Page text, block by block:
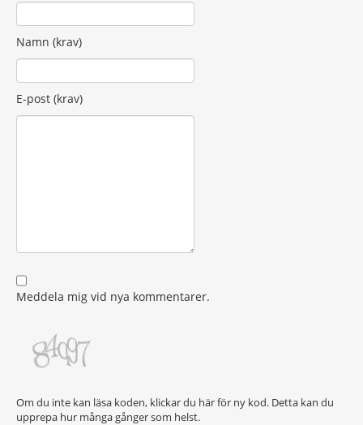
Namn (krav)
E-post (krav)
Meddela mig vid nya kommentarer.
Om du inte kan läsa koden, klickar du här för ny kod. Detta kan du
upprepa hur många gånger som helst.